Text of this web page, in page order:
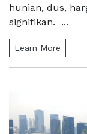
hunian, dus,
signifikan. ...
Learn More